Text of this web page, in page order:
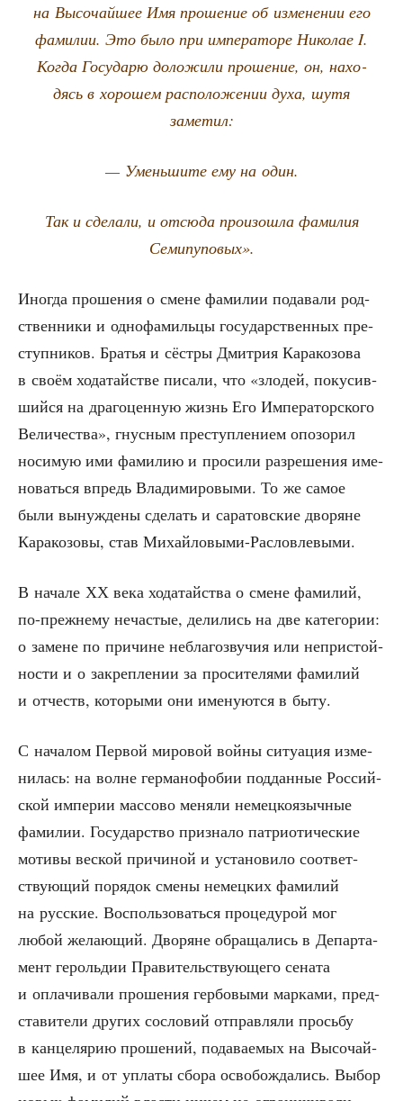
на Высо­чай­шее Имя про­ше­ние об изме­не­нии его
фами­лии. Это было при импе­ра­то­ре Нико­лае I.
Когда Госу­да­рю доло­жи­ли про­ше­ние, он, нахо­
дясь в хоро­шем рас­по­ло­же­нии духа, шутя
заметил:
— Умень­ши­те ему на один.
Так и сде­ла­ли, и отсю­да про­изо­шла фами­лия
Семипуповых».
Ино­гда про­ше­ния о смене фами­лии пода­ва­ли род­
ствен­ни­ки и одно­фа­миль­цы госу­дар­ствен­ных пре­
ступ­ни­ков. Бра­тья и сёст­ры Дмит­рия Кара­ко­зо­ва
в сво­ём хода­тай­стве писа­ли, что «зло­дей, поку­сив­
ший­ся на дра­го­цен­ную жизнь Его Импе­ра­тор­ско­го
Вели­че­ства», гнус­ным пре­ступ­ле­ни­ем опо­зо­рил
носи­мую ими фами­лию и про­си­ли раз­ре­ше­ния име­
но­вать­ся впредь Вла­ди­ми­ро­вы­ми. То же самое
были вынуж­де­ны сде­лать и сара­тов­ские дво­ряне
Кара­ко­зо­вы, став Михайловыми-Расловлевыми.
В нача­ле ХХ века хода­тай­ства о смене фами­лий,
по-преж­не­му неча­стые, дели­лись на две кате­го­рии:
о замене по при­чине небла­го­зву­чия или непри­стой­
но­сти и о закреп­ле­нии за про­си­те­ля­ми фами­лий
и отчеств, кото­ры­ми они име­ну­ют­ся в быту.
С нача­лом Пер­вой миро­вой вой­ны ситу­а­ция изме­
ни­лась: на волне гер­ма­но­фо­бии под­дан­ные Рос­сий­
ской импе­рии мас­со­во меня­ли немец­ко­языч­ные
фами­лии. Госу­дар­ство при­зна­ло пат­ри­о­ти­че­ские
моти­вы вес­кой при­чи­ной и уста­но­ви­ло соот­вет­
ству­ю­щий поря­док сме­ны немец­ких фами­лий
на рус­ские. Вос­поль­зо­вать­ся про­це­ду­рой мог
любой жела­ю­щий. Дво­ряне обра­ща­лись в Депар­та­
мент героль­дии Пра­ви­тель­ству­ю­ще­го сена­та
и опла­чи­ва­ли про­ше­ния гер­бо­вы­ми мар­ка­ми, пред­
ста­ви­те­ли дру­гих сосло­вий отправ­ля­ли прось­бу
в кан­це­ля­рию про­ше­ний, пода­ва­е­мых на Высо­чай­
шее Имя, и от упла­ты сбо­ра осво­бож­да­лись. Выбор